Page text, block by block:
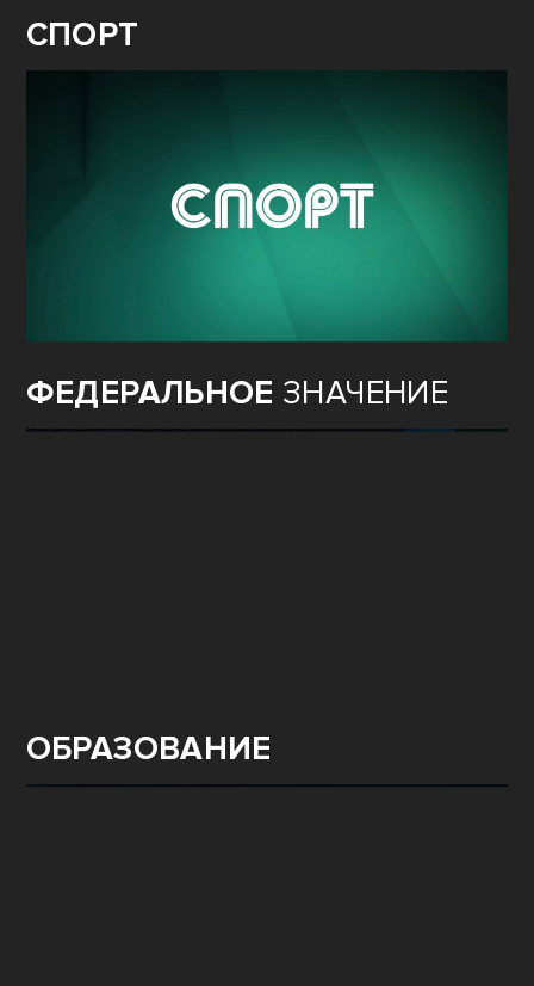
СПОРТ
ФЕДЕРАЛЬНОЕ ЗНАЧЕНИЕ
ОБРАЗОВАНИЕ